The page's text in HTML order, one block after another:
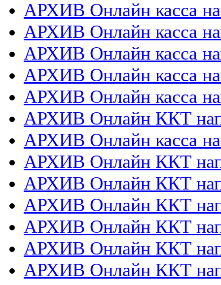
АРХИВ Онлайн касса
АРХИВ Онлайн касса
АРХИВ Онлайн касса
АРХИВ Онлайн касса
АРХИВ Онлайн касса
АРХИВ Онлайн ККТ
АРХИВ Онлайн касса
АРХИВ Онлайн ККТ
АРХИВ Онлайн ККТ
АРХИВ Онлайн ККТ
АРХИВ Онлайн ККТ
АРХИВ Онлайн ККТ
АРХИВ Онлайн ККТ